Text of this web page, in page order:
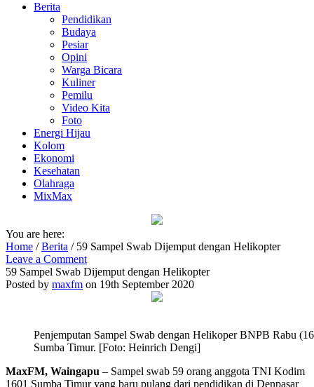
Berita
Pendidikan
Budaya
Pesiar
Opini
Warga Bicara
Kuliner
Pemilu
Video Kita
Foto
Energi Hijau
Kolom
Ekonomi
Kesehatan
Olahraga
MixMax
You are here:
Home /Berita / 59 Sampel Swab Dijemput dengan Helikopter
Leave a Comment
59 Sampel Swab Dijemput dengan Helikopter
Posted by maxfm on 19th September 2020
Penjemputan Sampel Swab dengan Helikoper BNPB Rabu
Sumba Timur. [Foto: Heinrich Dengi]
MaxFM, Waingapu – Sampel swab 59 orang anggota TNI Kodim
1601 Sumba Timur yang baru pulang dari pendidikan di Denpasar